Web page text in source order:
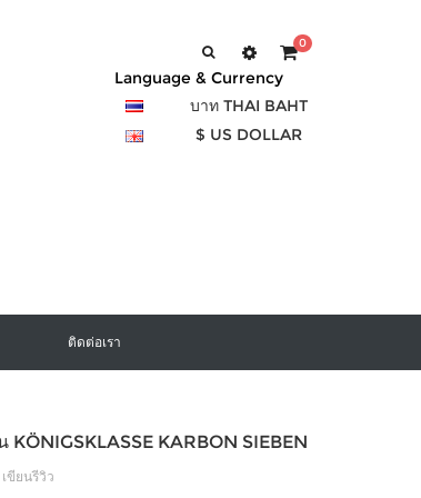
0
Language & Currency
บาท THAI BAHT
$ US DOLLAR
ติดต่อเรา
KÖNIGSKLASSE KARBON SIEBEN
เขียนรีวิว